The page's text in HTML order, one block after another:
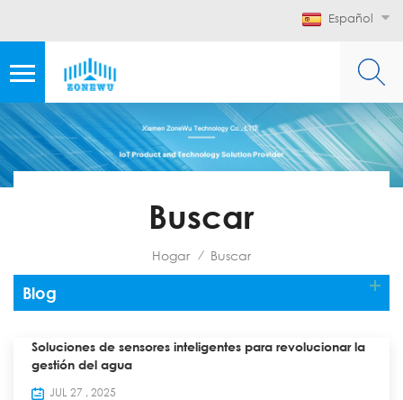
Español
Buscar
Hogar / Buscar
Blog
Soluciones de sensores inteligentes para revolucionar la
gestión del agua
JUL 27 , 2025